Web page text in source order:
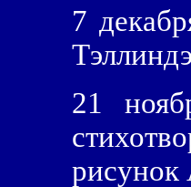
7
21
рисунок